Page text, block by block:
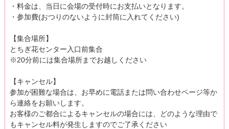
・料金は、当日に会場の受付時にお支払いとなります。
・参加費(おつりのないように封筒に入れてください)
【集合場所】
とちぎ花センター入口前集合
※20分前には集合場所までお越しください
【キャンセル】
参加が困難な場合は、お早めに電話または問い合わせページ等か
ら連絡をお願いします。
お客様のご都合によるキャンセルの場合には、どのような理由で
もキャンセル料が発生しますのでご了承ください